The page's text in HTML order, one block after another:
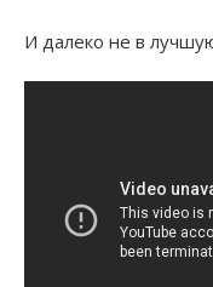
И далеко не в